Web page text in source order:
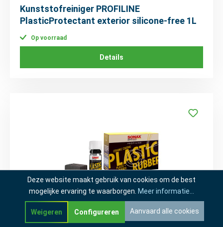
Kunststofreiniger PROFILINE
PlasticProtectant exterior silicone-free 1L
Op voorraad
Details
SO241000
Deze website maakt gebruik van cookies om de best
mogelijke ervaring te waarborgen. Meer informatie...
Weigeren Configureren Aanvaard alle cookies